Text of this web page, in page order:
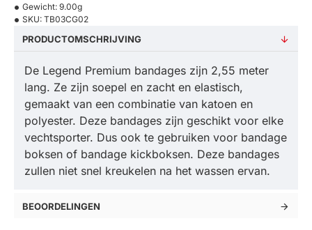
Gewicht: 9.00g
SKU: TB03CG02
PRODUCTOMSCHRIJVING
De Legend Premium bandages zijn 2,55 meter
lang. Ze zijn soepel en zacht en elastisch,
gemaakt van een combinatie van katoen en
polyester. Deze bandages zijn geschikt voor elke
vechtsporter. Dus ook te gebruiken voor bandage
boksen of bandage kickboksen. Deze bandages
zullen niet snel kreukelen na het wassen ervan.
BEOORDELINGEN